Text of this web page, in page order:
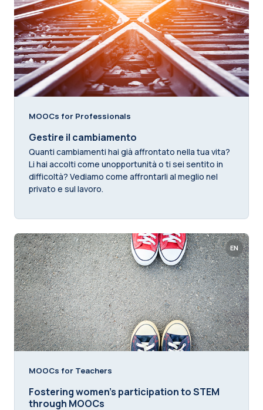
MOOCs for Professionals
Gestire il cambiamento
Quanti cambiamenti hai già affrontato nella tua vita?
Li hai accolti come unopportunità o ti sei sentito in
difficoltà? Vediamo come affrontarli al meglio nel
privato e sul lavoro.
EN
MOOCs for Teachers
Fostering women's participation to STEM
through MOOCs